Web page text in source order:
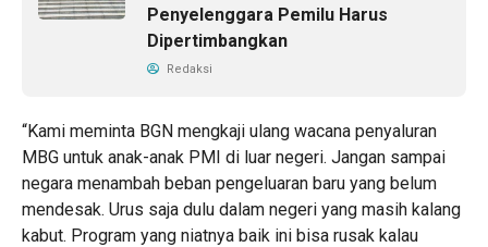
Penyelenggara Pemilu Harus
Dipertimbangkan
Redaksi
“Kami meminta BGN mengkaji ulang wacana penyaluran
MBG untuk anak-anak PMI di luar negeri. Jangan sampai
negara menambah beban pengeluaran baru yang belum
mendesak. Urus saja dulu dalam negeri yang masih kalang
kabut. Program yang niatnya baik ini bisa rusak kalau